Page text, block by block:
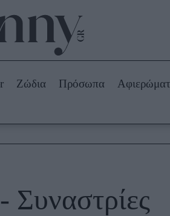
Beauty -
Ομορφιά
Skincare
Μακιγιάζ
Beauty News
Ζώδια Πρόσωπα
Συναστρίες